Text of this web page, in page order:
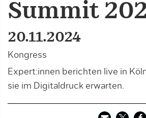
Summit
20.11.2024
Kongress
Expert:innen berichten live in
sie im Digitaldruck erwarten.